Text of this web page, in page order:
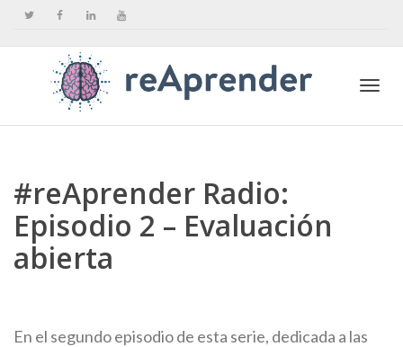
#reAprender Radio:
Episodio 2 – Evaluación
abierta
En el segundo episodio de esta serie, dedicada a las